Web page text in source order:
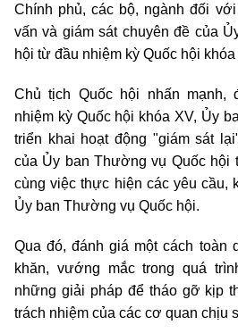
Chính phủ, các bộ, ngành đối
vấn và giám sát chuyên đề của
hội từ đầu nhiệm kỳ Quốc hội
Chủ tịch Quốc hội nhấn mạnh,
nhiệm kỳ Quốc hội khóa XV, Ủy
triển khai hoạt động "giám sát
của Ủy ban Thường vụ Quốc hội
cùng việc thực hiện các yêu cầu,
Ủy ban Thường vụ Quốc hội.
Qua đó, đánh giá một cách toàn
khăn, vướng mắc trong quá
những giải pháp để tháo gỡ kịp
trách nhiệm của các cơ quan chịu